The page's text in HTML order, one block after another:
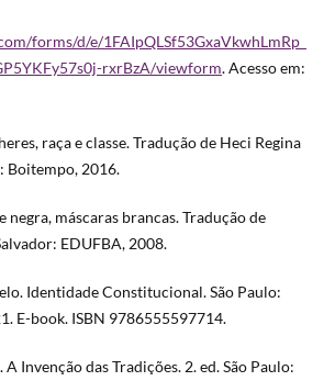
forms/d/e/1FAIpQLSf53GxaVkwhLmRp_
rxrBzA/viewform. Acesso em:
raça e classe. Tradução de Heci Regina
Boitempo, 2016.
negra, máscaras brancas. Tradução de
EDUFBA, 2008.
Identidade Constitucional. São Paulo:
E-book. ISBN 9786555597714.
Invenção das Tradições. 2. ed. São Paulo: